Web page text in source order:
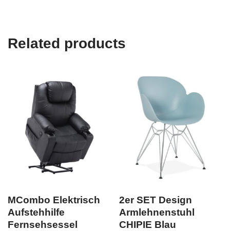
Related products
MCombo Elektrisch
Aufstehhilfe
Fernsehsessel
2er SET Design
Armlehnenstuhl
CHIPIE Blau